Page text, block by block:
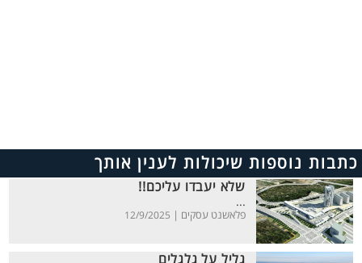
כתבות נוספות שיכולות לענין אותך
שלא יעבדו עליכם!!
...
פלאשנט עסקים | 12/9/2025
גליל על גלגלים